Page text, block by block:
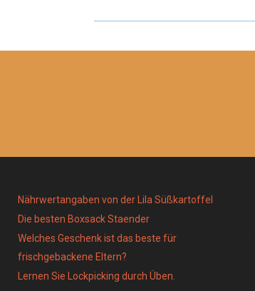
R R
Nährwertangaben von der Lila Süßkartoffel
Die besten Boxsack Staender
Welches Geschenk ist das beste für
frischgebackene Eltern?
Lernen Sie Lockpicking durch Üben.